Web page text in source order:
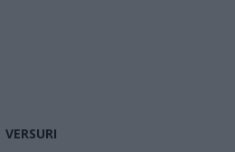
VERSURI